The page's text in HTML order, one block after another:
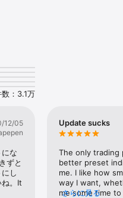
レベル
：3.1万
12/05
な
ずと
し
。It
Update sucks
The only trading
better preset
me. I like how
way I want,
me some time
さらに見る